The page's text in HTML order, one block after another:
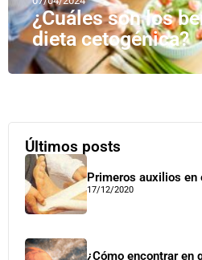
¿Cuáles son los
dieta cetogénica?
Últimos posts
Primeros auxilios en
17/12/2020
¿Cómo encontrar en